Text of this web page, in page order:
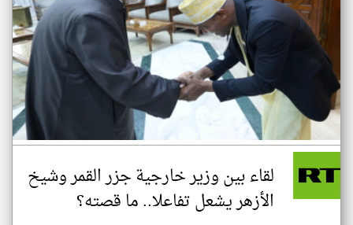
لقاء بين وزير خارجية جزر القمر وشيخ
الأزهر يشعل تفاعلا.. ما قصته؟